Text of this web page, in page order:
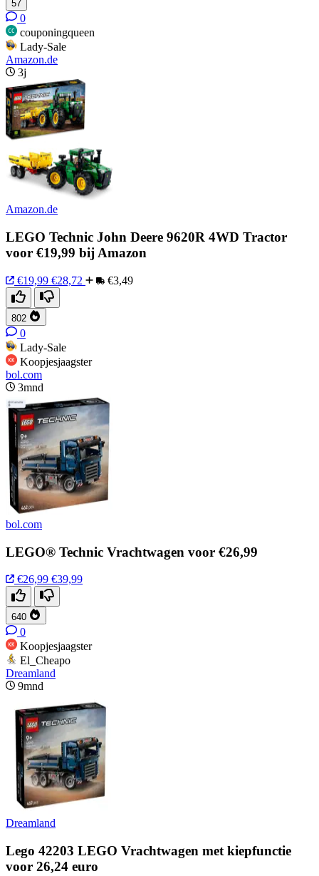
57
0
couponingqueen
Lady-Sale
Amazon.de
3j
Amazon.de
LEGO Technic John Deere 9620R 4WD Tractor
voor €19,99 bij Amazon
€19,99 €28,72 €3,49
802
0
Lady-Sale
Koopjesjaagster
bol.com
3mnd
bol.com
LEGO® Technic Vrachtwagen voor €26,99
€26,99 €39,99
640
0
Koopjesjaagster
El_Cheapo
Dreamland
9mnd
Dreamland
Lego 42203 LEGO Vrachtwagen met kiepfunctie
voor 26,24 euro